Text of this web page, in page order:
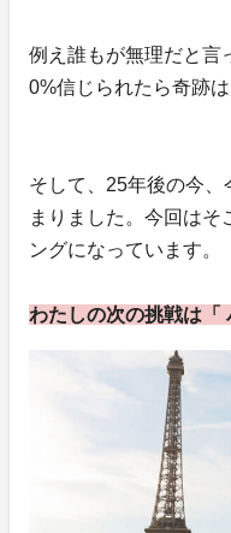
例え誰もが無理だと言
0%信じられたら奇跡は
そして、25年後の今
まりました。今回はそ
ングになっています。
わたしの次の挑戦は「